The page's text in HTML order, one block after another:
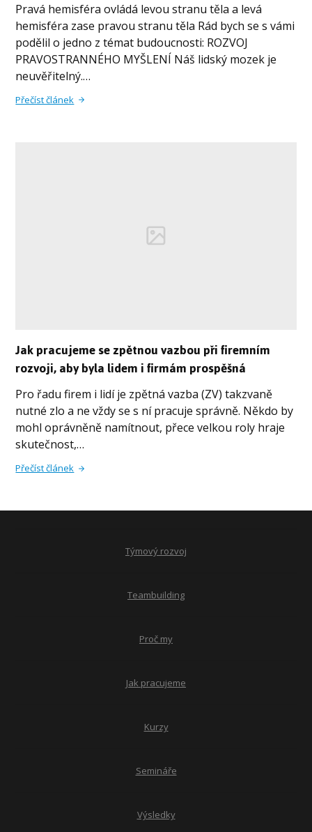
Pravá hemisféra ovládá levou stranu těla a levá
hemisféra zase pravou stranu těla Rád bych se s vámi
podělil o jedno z témat budoucnosti: ROZVOJ
PRAVOSTRANNÉHO MYŠLENÍ Náš lidský mozek je
neuvěřitelný.…
Přečíst článek
Jak pracujeme se zpětnou vazbou při firemním
rozvoji, aby byla lidem i firmám prospěšná
Pro řadu firem i lidí je zpětná vazba (ZV) takzvaně
nutné zlo a ne vždy se s ní pracuje správně. Někdo by
mohl oprávněně namítnout, přece velkou roly hraje
skutečnost,…
Přečíst článek
Týmový rozvoj
Teambuilding
Proč my
Jak pracujeme
Kurzy
Semináře
Výsledky